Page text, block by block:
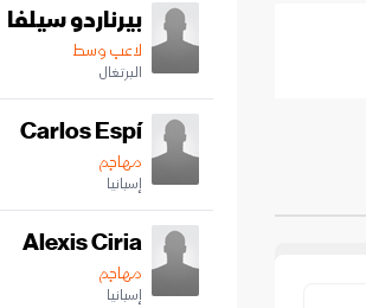
بيرناردو سيلفا
لاعب وسط
البرتغال
Carlos Espí
مهاجم
إسبانيا
Alexis Ciria
مهاجم
إسبانيا